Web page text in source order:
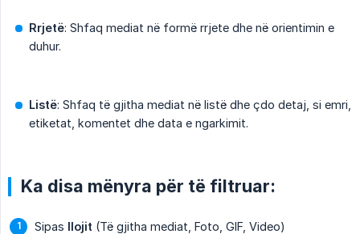
Rrjetë: Shfaq mediat në formë rrjete dhe në orientimin e
duhur.
Listë: Shfaq të gjitha mediat në listë dhe çdo detaj, si emri,
etiketat, komentet dhe data e ngarkimit.
Ka disa mënyra për të filtruar:
Sipas llojit (Të gjitha mediat, Foto, GIF, Video)